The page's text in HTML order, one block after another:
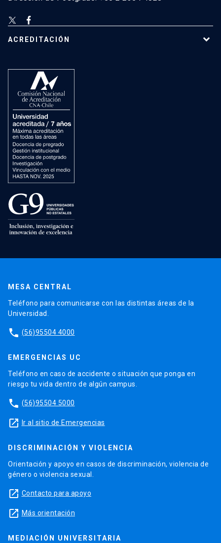
ACREDITACIÓN
MESA CENTRAL
Teléfono para comunicarse con las distintas áreas de la
Universidad.
phone (56)95504 4000
EMERGENCIAS UC
Teléfono en caso de accidente o situación que ponga en
riesgo tu vida dentro de algún campus.
phone (56)95504 5000
launch Ir al sitio de Emergencias
DISCRIMINACIÓN Y VIOLENCIA
Orientación y apoyo en casos de discriminación, violencia de
género o violencia sexual.
launch Contacto para apoyo
launch Más orientación
MEDIACIÓN UNIVERSITARIA